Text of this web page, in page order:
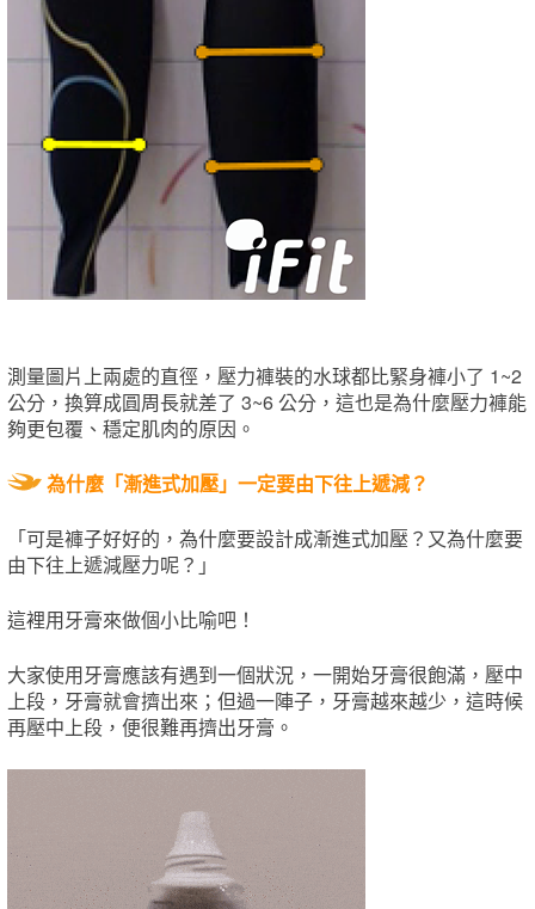
測量圖片上兩處的直徑，壓力褲裝的水球都比緊身褲小了 1~2
公分，換算成圓周長就差了 3~6 公分，這也是為什麼壓力褲能
夠更包覆、穩定肌肉的原因。
為什麼「漸進式加壓」一定要由下往上遞減？
「可是褲子好好的，為什麼要設計成漸進式加壓？又為什麼要
由下往上遞減壓力呢？」
這裡用牙膏來做個小比喻吧！
大家使用牙膏應該有遇到一個狀況，一開始牙膏很飽滿，壓中
上段，牙膏就會擠出來；但過一陣子，牙膏越來越少，這時候
再壓中上段，便很難再擠出牙膏。